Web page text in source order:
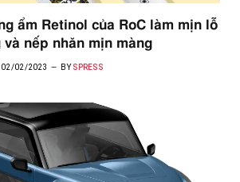
ẩm Retinol của RoC làm mịn lỗ
và nếp nhăn mịn màng
02/02/2023 BY SPRESS